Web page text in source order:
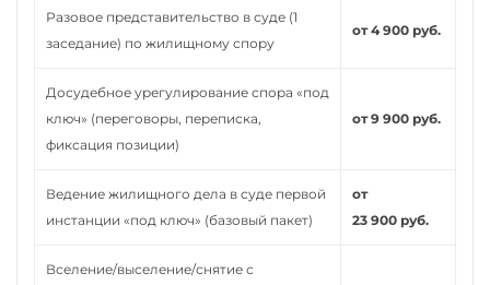
Разовое представительство в суде (1
заседание) по жилищному спору
от 4 900 руб.
Досудебное урегулирование спора «под
ключ» (переговоры, переписка,
фиксация позиции)
от 9 900 руб.
Ведение жилищного дела в суде первой
инстанции «под ключ» (базовый пакет)
от
23 900 руб.
Вселение/выселение/снятие с